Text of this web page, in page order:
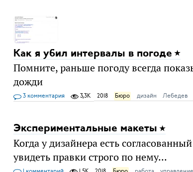
Как я убил интервалы в погоде
Помните, раньше погоду всегда
дожди
3 комментария 3,3K 2018 Бюро дизайн Лебедев
Экспериментальные макеты
Когда у дизайнера есть
увидеть правки строго по нему...